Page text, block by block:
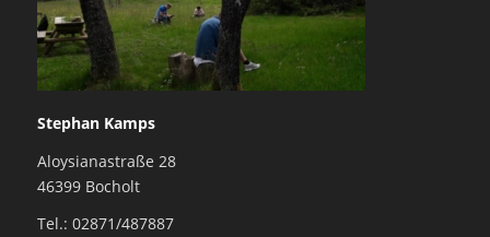
Stephan Kamps
Aloysianastraße 28
46399 Bocholt
Tel.: 02871/487887